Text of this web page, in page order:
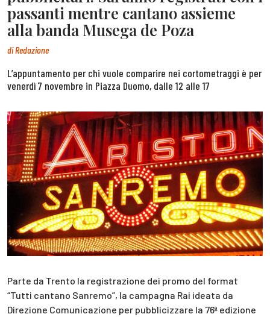
passanti mentre cantano assieme
alla banda Musega de Poza
diRedazione
L’appuntamento per chi vuole comparire nei cortometraggi è per
venerdì 7 novembre in Piazza Duomo, dalle 12 alle 17
Parte da Trento la registrazione dei promo del format
“Tutti cantano Sanremo”, la campagna Rai ideata da
Direzione Comunicazione per pubblicizzare la 76ª edizione